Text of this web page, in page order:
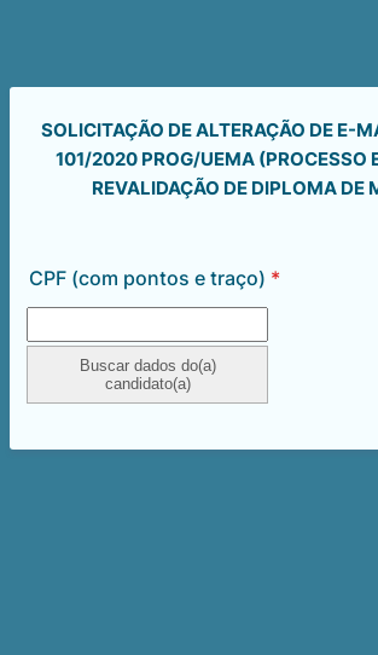
SOLICITAÇÃO DE ALTERAÇÃO DE E-
101/2020 PROG/UEMA (PROCESSO
REVALIDAÇÃO DE DIPLOMA DE
CPF (com pontos e traço) *